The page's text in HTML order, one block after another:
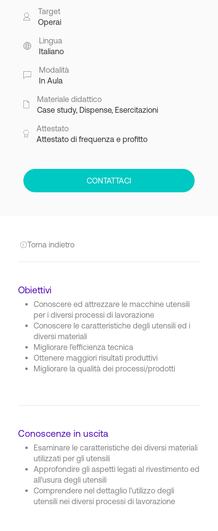
Target
Operai
Lingua
Italiano
Modalità
In Aula
Materiale didattico
Case study, Dispense, Esercitazioni
Attestato
Attestato di frequenza e profitto
CONTATTACI
Torna indietro
Obiettivi
Conoscere ed attrezzare le macchine utensili
per i diversi processi di lavorazione
Conoscere le caratteristiche degli utensili ed i
diversi materiali
Migliorare l’efficienza tecnica
Ottenere maggiori risultati produttivi
Migliorare la qualità dei processi/prodotti
Conoscenze in uscita
Esaminare le caratteristiche dei diversi materiali
utilizzati per gli utensili
Approfondire gli aspetti legati al rivestimento ed
all’usura degli utensili
Comprendere nel dettaglio l’utilizzo degli
utensili nei diversi processi di lavorazione